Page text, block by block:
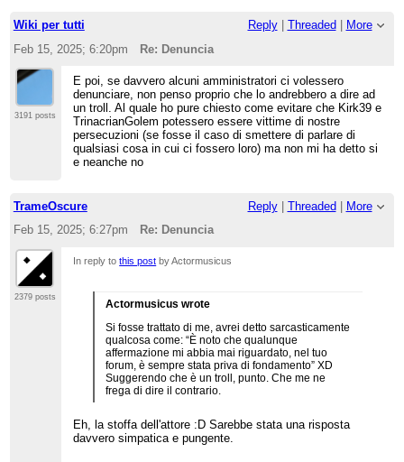
Wiki per tutti Reply| Threaded | More
Feb 15, 2025; 6:20pm
Re: Denuncia
3191 posts
E poi, se davvero alcuni amministratori ci volessero
denunciare, non penso proprio che lo andrebbero a dire ad
un troll. Al quale ho pure chiesto come evitare che Kirk39 e
TrinacrianGolem potessero essere vittime di nostre
persecuzioni (se fosse il caso di smettere di parlare di
qualsiasi cosa in cui ci fossero loro) ma non mi ha detto si
e neanche no
TrameOscure Reply| Threaded | More
Feb 15, 2025; 6:27pm
Re: Denuncia
2379 posts
In reply tothis post by Actormusicus
Actormusicus wrote
Si fosse trattato di me, avrei detto sarcasticamente
qualcosa come: “È noto che qualunque
affermazione mi abbia mai riguardato, nel tuo
forum, è sempre stata priva di fondamento” XD
Suggerendo che è un troll, punto. Che me ne
frega di dire il contrario.
Eh, la stoffa dell'attore :D Sarebbe stata una risposta
davvero simpatica e pungente.